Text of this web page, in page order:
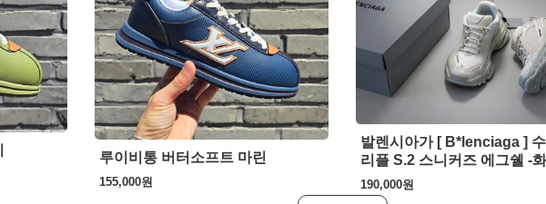
루이비통 버터소프트 마린
155,000원
발렌시아가 [ B*lenciaga ]
리플 S.2 스니커즈 에그쉘 -
190,000원